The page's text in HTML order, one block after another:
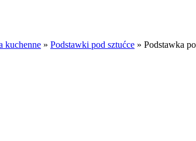
kuchenne » Podstawki pod sztućce » Podstawka